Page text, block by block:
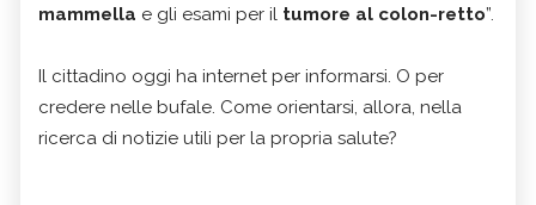
mammella e gli esami per il tumore al colon-retto”.
Il cittadino oggi ha internet per informarsi. O per
credere nelle bufale. Come orientarsi, allora, nella
ricerca di notizie utili per la propria salute?